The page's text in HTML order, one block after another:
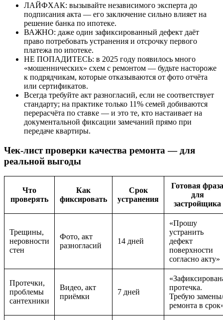
ЛАЙФХАК: вызывайте независимого эксперта до
подписания акта — его заключение сильно влияет на
решение банка по ипотеке.
ВАЖНО: даже один зафиксированный дефект даёт
право потребовать устранения и отсрочку первого
платежа по ипотеке.
НЕ ПОПАДИТЕСЬ: в 2025 году появилось много
«мошеннических» схем с ремонтом — будьте настороже
к подрядчикам, которые отказываются от фото отчёта
или сертификатов.
Всегда требуйте акт разногласий, если не соответствует
стандарту; на практике только 11% семей добиваются
перерасчёта по ставке — и это те, кто настаивает на
документальной фиксации замечаний прямо при
передаче квартиры.
Чек-лист проверки качества ремонта — для
реальной выгоды
Что
проверять
Как
фиксировать
Срок
устранения
Готовая фраза
для
застройщика
Трещины,
неровности
стен
Фото, акт
разногласий
14 дней
«Прошу
устранить
дефект
поверхности
согласно акту»
Протечки,
проблемы
сантехники
Видео, акт
приёмки
7 дней
протечка.
Требую замены/
ремонта в